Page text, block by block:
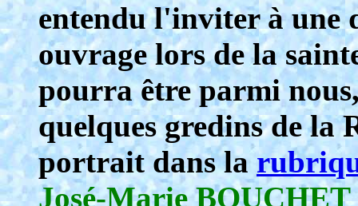
entendu l'inviter à une
ouvrage lors de la
pourra être parmi
quelques gredins de la
portrait dans la
José-Marie BOUCHET